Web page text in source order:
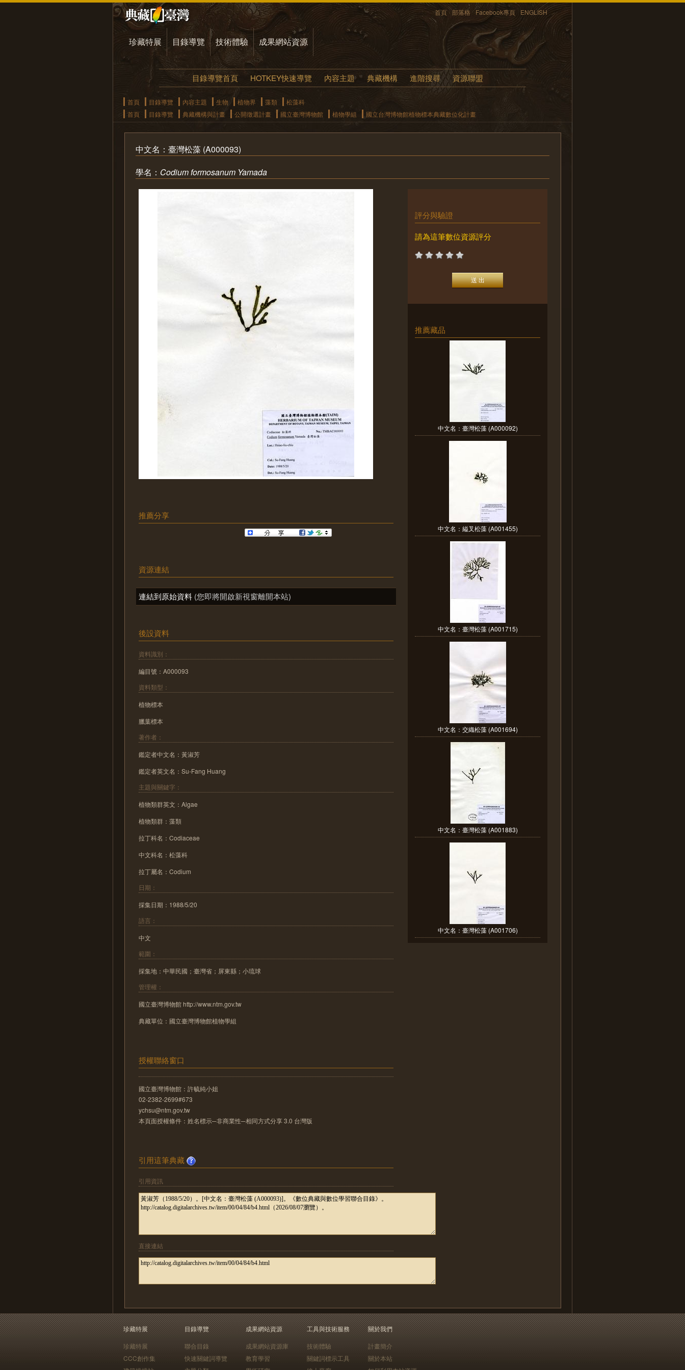
首頁 部落格 Facebook專頁 ENGLISH
珍藏特展 目錄導覽 技術體驗 成果網站資源
目錄導覽首頁 HOTKEY快速導覽 內容主題 典藏機構 進階搜尋 資源聯盟
首頁 目錄導覽 內容主題 生物 植物界 藻類
松藻科
首頁
目錄導覽 典藏機構與計畫 公開徵選計畫 國立臺灣博物館 植物學組 國立台灣博物館植物標本典藏數位化計畫
中文名：臺灣松藻 (A000093)
學名： Codium formosanum Yamada
推薦分享
資源連結
連結到原始資料 (您即將開啟新視窗離開本站)
後設資料
資料識別：
編目號：A000093
資料類型：
植物標本
臘葉標本
著作者：
鑑定者中文名：黃淑芳
鑑定者英文名：Su-Fang Huang
主題與關鍵字：
植物類群英文：Algae
植物類群：藻類
拉丁科名：Codiaceae
中文科名：松藻科
拉丁屬名：Codium
日期：
採集日期：1988/5/20
語言：
中文
範圍：
採集地：中華民國；臺灣省；屏東縣；小琉球
管理權：
國立臺灣博物館 http://www.ntm.gov.tw
典藏單位：國立臺灣博物館植物學組
授權聯絡窗口
國立臺灣博物館：許毓純小姐
02-2382-2699#673
ychsu@ntm.gov.tw
本頁面授權條件：姓名標示─非商業性─相同方式分享 3.0 台灣版
引用這筆典藏
引用資訊
直接連結
評分與驗證
請為這筆數位資源評分
推薦藏品
中文名：臺灣松藻 (A000092)
中文名：縊叉松藻 (A001455)
中文名：臺灣松藻 (A001715)
中文名：交織松藻 (A001694)
中文名：臺灣松藻 (A001883)
中文名：臺灣松藻 (A001706)
珍藏特展
珍藏特展
CCC創作集
目錄導覽
聯合目錄
快速關鍵詞導覽
成果網站資源
成果網站資源庫
教育學習
工具與技術服務
技術體驗
關鍵詞標示工具
關於我們
計畫簡介
關於本站